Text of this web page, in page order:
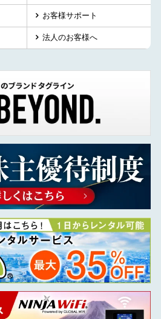
お客様サポート
法人のお客様へ